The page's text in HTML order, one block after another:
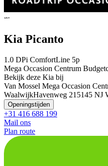
Kia Picanto
1.0 DPi ComfortLine 5p
Mega Occasion Centrum
Bekijk deze Kia bij
Van Mossel Mega Occasion
WaalwijkHavenweg 21 5145 NJ
Openingstijden
+31 416 688 199
Mail ons
Plan route